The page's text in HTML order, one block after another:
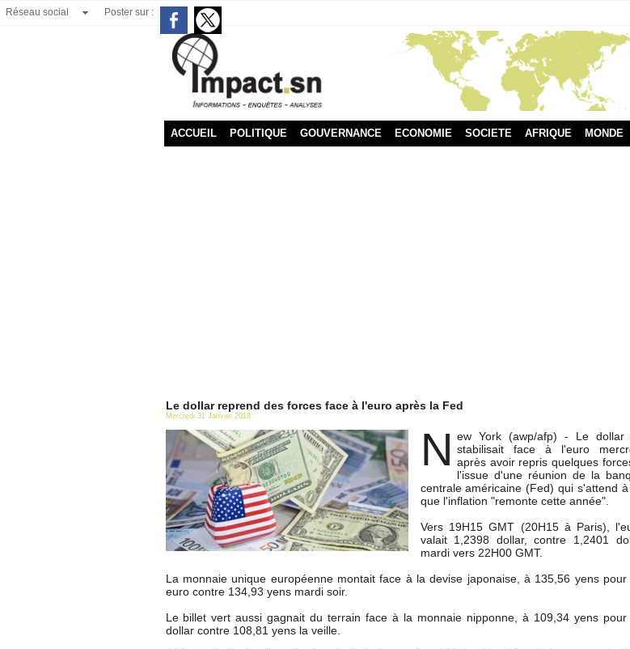
Réseau social Poster sur :
ACCUEIL POLITIQUE GOUVERNANCE ECONOMIE SOCIETE AFRIQUE MONDE
Le dollar reprend des forces face à l'euro après la Fed
Mercredi 31 Janvier 2018
N ew York (awp/afp) - Le dollar
stabilisait face à l'euro
après avoir repris quelques
l'issue d'une réunion de la
centrale américaine (Fed) qui s'attend
que l'inflation "remonte cette année".
Vers 19H15 GMT (20H15 à Paris),
valait 1,2398 dollar, contre 1,2401
mardi vers 22H00 GMT.
La monnaie unique européenne montait face à la devise japonaise, à 135,56 yens pour
euro contre 134,93 yens mardi soir.
Le billet vert aussi gagnait du terrain face à la monnaie nipponne, à 109,34 yens pour
dollar contre 108,81 yens la veille.